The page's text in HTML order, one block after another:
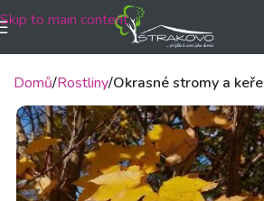
Skip to main content
Domů Rostliny Okrasné stromy a keře